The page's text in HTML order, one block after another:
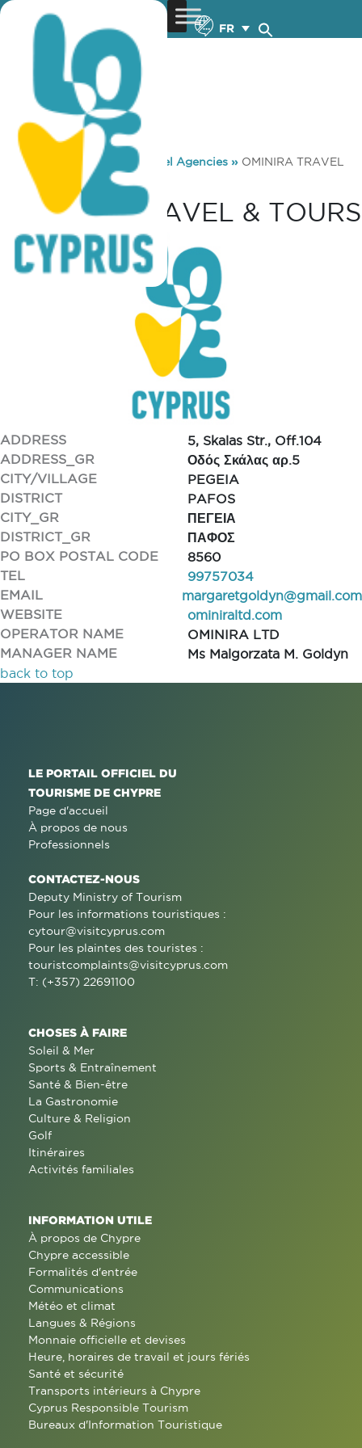
FR
You are here: Home »Travel Agencies » OMINIRA TRAVEL
& TOURS
OMINIRA TRAVEL & TOURS
ADDRESS
5, Skalas Str., Off.104
ADDRESS_GR
Οδός Σκάλας αρ.5
CITY/VILLAGE
PEGEIA
DISTRICT
PAFOS
CITY_GR
ΠΕΓΕΙΑ
DISTRICT_GR
ΠΑΦΟΣ
PO BOX POSTAL CODE
8560
TEL
99757034
EMAIL
margaretgoldyn@gmail.com
WEBSITE
ominiraltd.com
OPERATOR NAME
OMINIRA LTD
MANAGER NAME
Ms Malgorzata M. Goldyn
back to top
LE PORTAIL OFFICIEL DU
TOURISME DE CHYPRE
Page d'accueil
À propos de nous
Professionnels
CONTACTEZ-NOUS
Deputy Ministry of Tourism
Pour les informations touristiques :
cytour@visitcyprus.com
Pour les plaintes des touristes :
touristcomplaints@visitcyprus.com
T: (+357) 22691100
CHOSES À FAIRE
Soleil & Mer
Sports & Entraînement
Santé & Bien-être
La Gastronomie
Culture & Religion
Golf
Itinéraires
Activités familiales
INFORMATION UTILE
À propos de Chypre
Chypre accessible
Formalités d'entrée
Communications
Météo et climat
Langues & Régions
Monnaie officielle et devises
Heure, horaires de travail et jours fériés
Santé et sécurité
Transports intérieurs à Chypre
Cyprus Responsible Tourism
Bureaux d'Information Touristique